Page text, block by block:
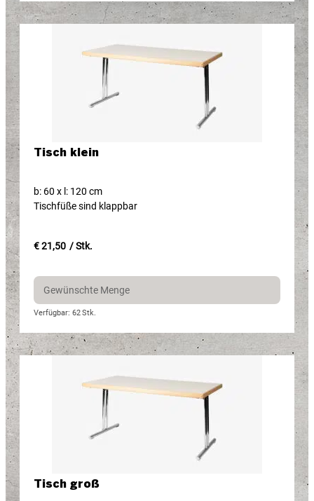
Tisch klein
b: 60 x l: 120 cm
Tischfüße sind klappbar
€ 21,50 / Stk.
Verfügbar: 62Stk.
Tisch groß